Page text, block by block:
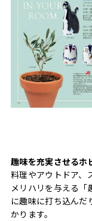
趣味を充実させるホ
料理やアウトドア、
メリハリを与える「
に趣味に打ち込んだ
かります。